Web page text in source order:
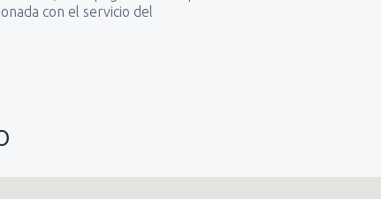
con el servicio del